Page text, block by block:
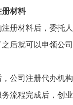
材料
册材料后，委托
后就可以申领公
公司注册代办机
流程完成后，创